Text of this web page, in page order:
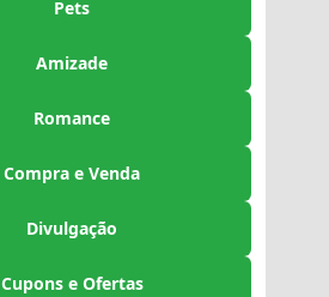
Pets
Amizade
Romance
Compra e Venda
Divulgação
Cupons e Ofertas